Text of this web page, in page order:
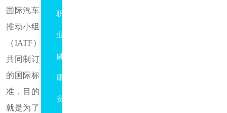
国际汽车
推动小组
（IATF）
共同制订
的国际标
准，目的
就是为了
职
业
健
康
安